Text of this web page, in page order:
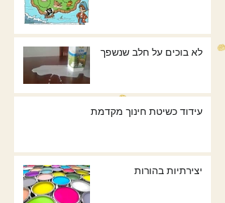
לא בוכים על חלב שנשפך
עידוד כשיטת חינוך מקדמת
יצירתיות בהורות